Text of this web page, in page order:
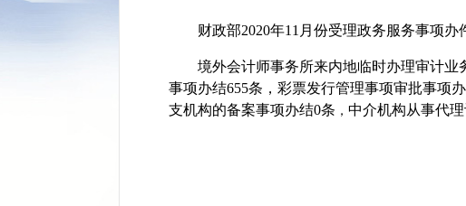
财政部2020年11月份受理政务服务事项办
境外会计师事务所来内地临时办理审计业
事项办结655条 ， 彩票发行管理事项审批事项
支机构的备案事项办结0条 ， 中介机构从事代